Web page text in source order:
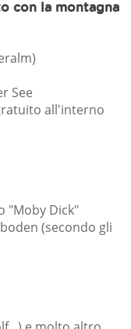
con la montagna
See
all'interno
"Moby Dick"
(secondo gli